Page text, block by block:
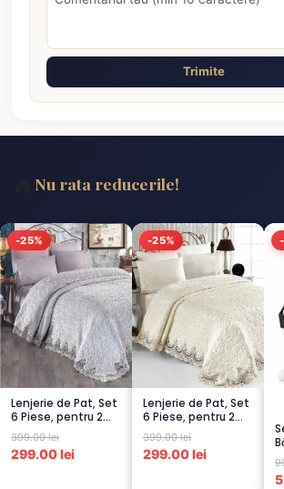
Trimite
Nu rata reducerile!
-25%
Lenjerie de Pat, Set
6 Piese, pentru 2
persoana, GRI -1...
399.00 lei
299.00 lei
-25%
Lenjerie de Pat, Set
6 Piese, pentru 2
persoana, CREM-
4...
399.00 lei
299.00 lei
6